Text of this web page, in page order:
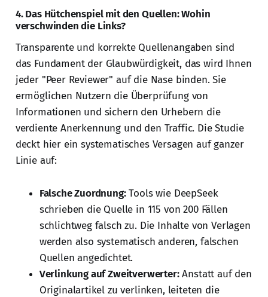
4. Das Hütchenspiel mit den Quellen: Wohin
verschwinden die Links?
Transparente und korrekte Quellenangaben sind
das Fundament der Glaubwürdigkeit, das wird Ihnen
jeder "Peer Reviewer" auf die Nase binden. Sie
ermöglichen Nutzern die Überprüfung von
Informationen und sichern den Urhebern die
verdiente Anerkennung und den Traffic. Die Studie
deckt hier ein systematisches Versagen auf ganzer
Linie auf:
Falsche Zuordnung:Tools wie DeepSeek
schrieben die Quelle in 115 von 200 Fällen
schlichtweg falsch zu. Die Inhalte von Verlagen
werden also systematisch anderen, falschen
Quellen angedichtet.
Verlinkung auf Zweitverwerter:Anstatt auf den
Originalartikel zu verlinken, leiteten die